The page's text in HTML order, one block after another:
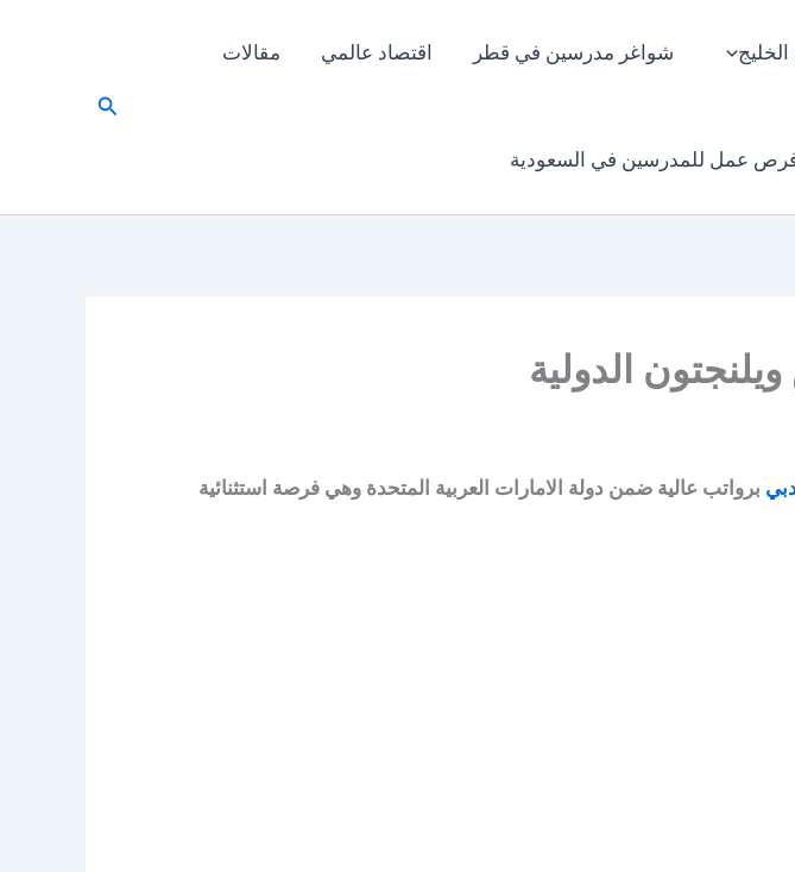
شواغر مدرسين في قطر اقتصاد عالمي مقالات
عمل للمدرسين في السعودية
البحث
الدولية
برواتب عالية ضمن دولة الامارات العربية المتحدة وهي فرصة استثنائية